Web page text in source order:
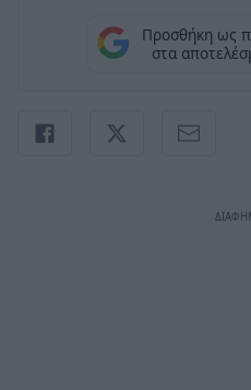
Προσθήκη ως
στα